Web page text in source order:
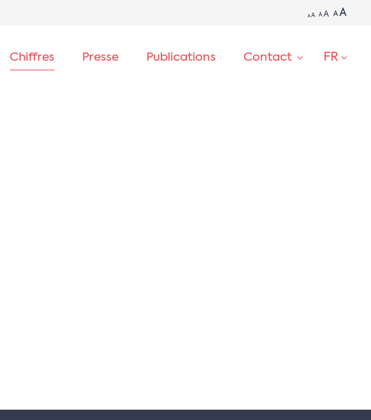
AA A A AA
Chiffres Presse Publications Contact FR
RECHERCHE